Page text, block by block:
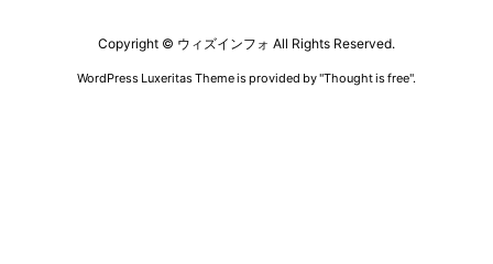
Copyright © ウィズインフォ All Rights Reserved.
WordPress Luxeritas Theme is provided by "Thought is free".